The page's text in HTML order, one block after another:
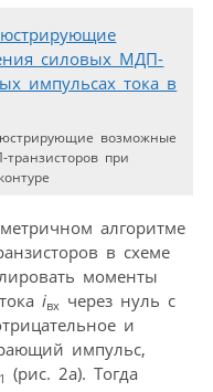
возможные
при
алгоритме
в схеме
моменты
iвх через нуль с
и
импульс,
1 (рис. 2а). Тогда